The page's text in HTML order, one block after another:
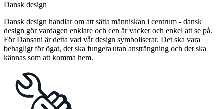
Dansk design
Dansk design handlar om att sätta människan i centrum - dansk
design gör vardagen enklare och den är vacker och enkel att se på.
För Dansani är detta vad vår design symboliserar. Det ska vara
behagligt för ögat, det ska fungera utan ansträngning och det ska
kännas som att komma hem.